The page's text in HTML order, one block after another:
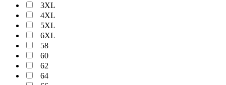
3XL
4XL
5XL
6XL
58
60
62
64